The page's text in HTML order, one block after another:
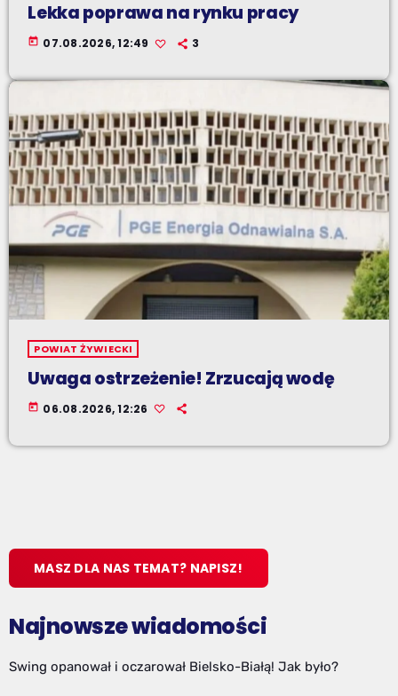
Lekka poprawa na rynku pracy
today 07.08.2026, 12:49 3
POWIAT ŻYWIECKI
Uwaga ostrzeżenie! Zrzucają wodę
today 06.08.2026, 12:26
MASZ DLA NAS TEMAT? NAPISZ!
Najnowsze wiadomości
Swing opanował i oczarował Bielsko-Białą! Jak było?